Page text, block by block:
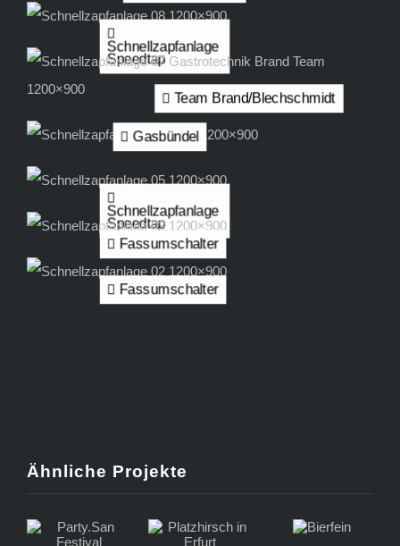
Schnellzapfanlage
Speedtap
Team Brand/Blechschmidt
Gasbündel
Schnellzapfanlage
Speedtap
Fassumschalter
Fassumschalter
Ähnliche Projekte